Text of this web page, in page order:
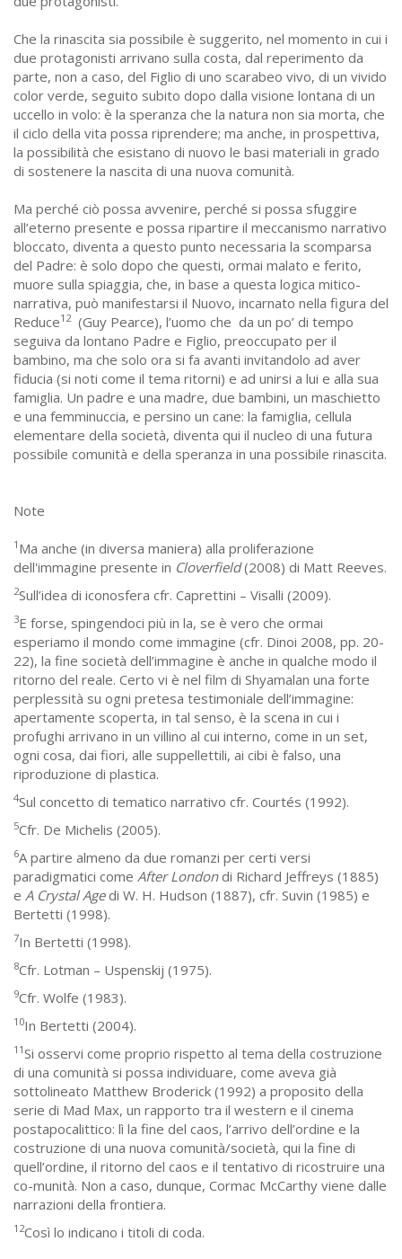
Che la rinascita sia possibile è suggerito, nel momento in cui i
due protagonisti arrivano sulla costa, dal reperimento da
parte, non a caso, del Figlio di uno scarabeo vivo, di un vivido
color verde, seguito subito dopo dalla visione lontana di un
uccello in volo: è la speranza che la natura non sia morta, che
il ciclo della vita possa riprendere; ma anche, in prospettiva,
la possibilità che esistano di nuovo le basi materiali in grado
di sostenere la nascita di una nuova comunità.
Ma perché ciò possa avvenire, perché si possa sfuggire
all’eterno presente e possa ripartire il meccanismo narrativo
bloccato, diventa a questo punto necessaria la scomparsa
del Padre: è solo dopo che questi, ormai malato e ferito,
muore sulla spiaggia, che, in base a questa logica mitico-
narrativa, può manifestarsi il Nuovo, incarnato nella figura del
Reduce12(Guy Pearce), l’uomo che da un po’ di tempo
seguiva da lontano Padre e Figlio, preoccupato per il
bambino, ma che solo ora si fa avanti invitandolo ad aver
fiducia (si noti come il tema ritorni) e ad unirsi a lui e alla sua
famiglia. Un padre e una madre, due bambini, un maschietto
e una femminuccia, e persino un cane: la famiglia, cellula
elementare della società, diventa qui il nucleo di una futura
possibile comunità e della speranza in una possibile rinascita.
Note
1 Ma anche (in diversa maniera) alla proliferazione
dell'immagine presente in Cloverfield(2008) di Matt Reeves.
2Sull’idea di iconosfera cfr. Caprettini – Visalli (2009).
3E forse, spingendoci più in la, se è vero che ormai
esperiamo il mondo come immagine (cfr. Dinoi 2008, pp. 20-
22), la fine società dell’immagine è anche in qualche modo il
ritorno del reale. Certo vi è nel film di Shyamalan una forte
perplessità su ogni pretesa testimoniale dell’immagine:
apertamente scoperta, in tal senso, è la scena in cui i
profughi arrivano in un villino al cui interno, come in un set,
ogni cosa, dai fiori, alle suppellettili, ai cibi è falso, una
riproduzione di plastica.
4Sul concetto di tematico narrativo cfr. Courtés (1992).
5Cfr. De Michelis (2005).
6A partire almeno da due romanzi per certi versi
paradigmatici come After Londondi Richard Jeffreys (1885)
e A Crystal Agedi W. H. Hudson (1887), cfr. Suvin (1985) e
Bertetti (1998).
7In Bertetti (1998).
8Cfr. Lotman – Uspenskij (1975).
9Cfr. Wolfe (1983).
10In Bertetti (2004).
11Si osservi come proprio rispetto al tema della costruzione
di una comunità si possa individuare, come aveva già
sottolineato Matthew Broderick (1992) a proposito della
serie di Mad Max, un rapporto tra il western e il cinema
postapocalittico: lì la fine del caos, l’arrivo dell’ordine e la
costruzione di una nuova comunità/società, qui la fine di
quell’ordine, il ritorno del caos e il tentativo di ricostruire una
co-munità. Non a caso, dunque, Cormac McCarthy viene dalle
narrazioni della frontiera.
12Così lo indicano i titoli di coda.